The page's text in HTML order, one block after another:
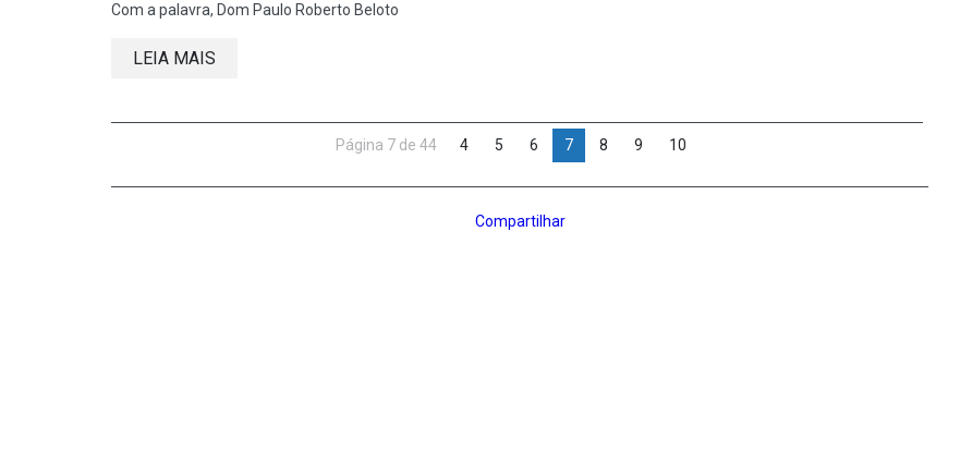
Com a palavra, Dom Paulo Roberto Beloto
LEIA MAIS
Página 7 de 44 4 5 6 7 8 9 10
Compartilhar